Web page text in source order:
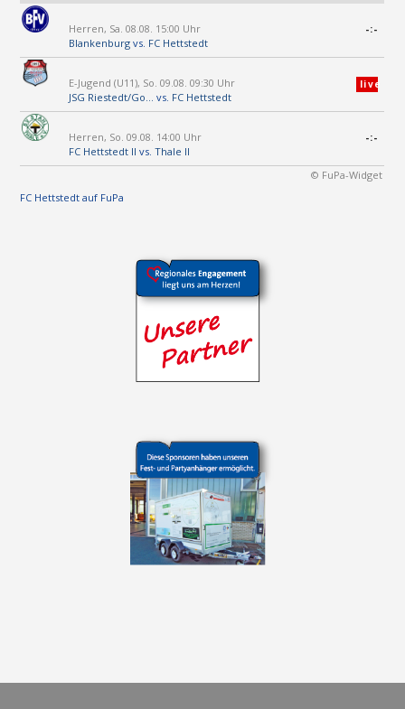
Herren, Sa. 08.08. 15:00 Uhr
Blankenburg vs. FC Hettstedt
-:-
E-Jugend (U11), So. 09.08. 09:30 Uhr
JSG Riestedt/Go... vs. FC Hettstedt
live
Herren, So. 09.08. 14:00 Uhr
FC Hettstedt II vs.Thale II
-:-
© FuPa-Widget
FC Hettstedt auf FuPa